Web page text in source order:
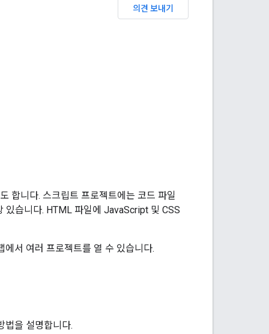
의견 보내기
합니다. 스크립트 프로젝트에는 코드 파일
있습니다. HTML 파일에 JavaScript 및 CSS
에서 여러 프로젝트를 열 수 있습니다.
법을 설명합니다.